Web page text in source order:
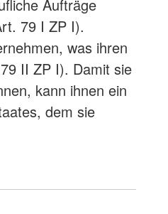
Aufträge
79 I ZP I).
was ihren
II ZP I). Damit sie
kann ihnen ein
dem sie